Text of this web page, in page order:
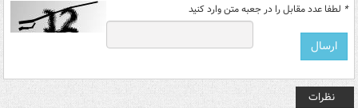
* لطفا عدد مقابل را در جعبه متن وارد کنید
نظرات